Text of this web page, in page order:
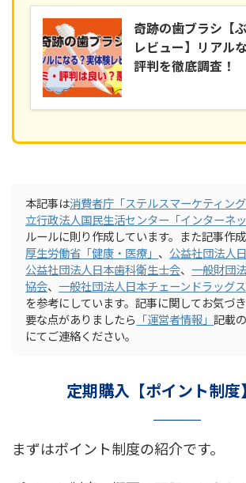
奇跡の歯ブラシ【
レビュー】リアル
評判を徹底調査！
本記事は消費者庁「ステルスマーケティング
立行政法人国民生活センター「インターネッ
ルールに則り作成しています。また記事作成
厚生労働省「健康・医療」 、 公益社団法人
公益社団法人日本歯科衛生士会、一般財団
協会、一般社団法人日本チェーンドラッグ
を参考にしています。記事に関してお気づ
要な点がありましたら 「運営者情報」記載
にてご連絡ください。
定期購入【ポイント制度
まずはポイント制度の紹介です。